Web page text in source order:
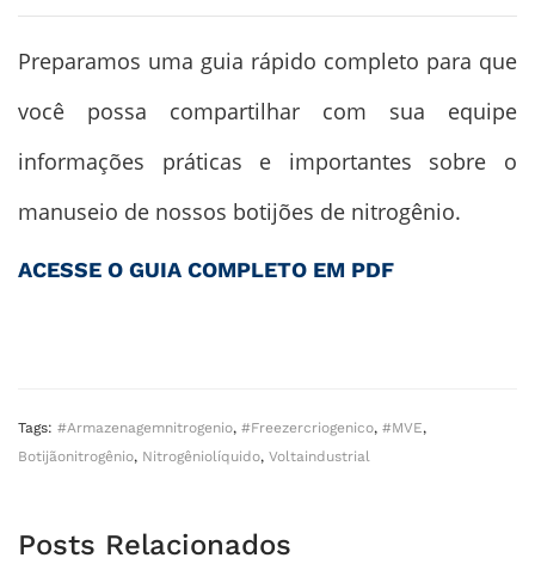
Preparamos uma guia rápido completo para que
você possa compartilhar com sua equipe
informações práticas e importantes sobre o
manuseio de nossos botijões de nitrogênio.
ACESSE O GUIA COMPLETO EM PDF
Tags: #armazenagemnitrogenio, #freezercriogenico, #MVE,
Botijãonitrogênio, Nitrogêniolíquido, Voltaindustrial
Posts Relacionados